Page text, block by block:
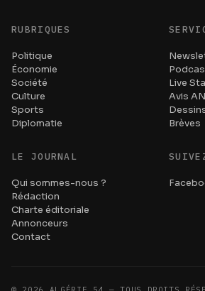
RUBRIQUES
Politique
Économie
Société
Culture
Sports
Diplomatie
Live
Avis
Brèves
LE JOURNAL
Qui sommes-nous ?
Rédaction
Charte éditoriale
Annonceurs
Contact